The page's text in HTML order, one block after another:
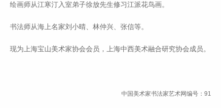
绘画师从江寒汀入室弟子徐放先生修习江派花鸟画。
书法师从海上名家刘小晴、林仲兴、张信等。
现为上海宝山美术家协会会员，上海中西美术融合研究协会成员。
中国美术家书法家艺术网编号：91